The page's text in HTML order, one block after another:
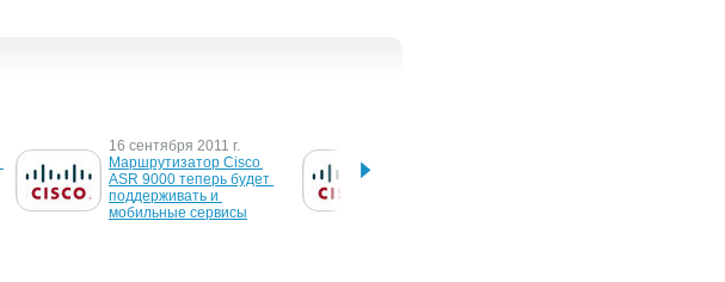
16 сентября 2011 г.
Маршрутизатор Cisco
ASR 9000 теперь будет
поддерживать и
мобильные сервисы